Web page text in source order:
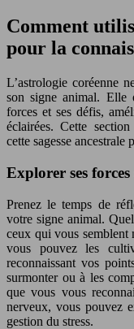
Comment
pour la
L’astrologie coréenne
son signe animal. Elle
forces et ses défis,
éclairées. Cette
cette sagesse
Explorer ses forces
Prenez le temps de
votre signe animal.
ceux qui vous semblent
vous pouvez les
reconnaissant vos
surmonter ou à les
que vous vous
nerveux, vous pouvez
gestion du stress.